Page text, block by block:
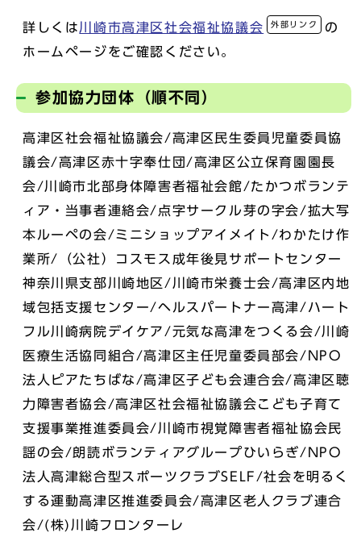
詳しくは川崎市高津区社会福祉協議会 外部リンク
の
ホームページをご確認ください。
参加協力団体（順不同）
高津区社会福祉協議会/高津区民生委員児童委員協
議会/高津区赤十字奉仕団/高津区公立保育園園長
会/川崎市北部身体障害者福祉会館/たかつボランテ
ィア・当事者連絡会/点字サークル芽の字会/拡大写
本ルーペの会/ミニショップアイメイト/わかたけ作
業所/（公社）コスモス成年後見サポートセンター
神奈川県支部川崎地区/川崎市栄養士会/高津区内地
域包括支援センター/ヘルスパートナー高津/ハート
フル川崎病院デイケア/元気な高津をつくる会/川崎
医療生活協同組合/高津区主任児童委員部会/NPO
法人ピアたちばな/高津区子ども会連合会/高津区聴
力障害者協会/高津区社会福祉協議会こども子育て
支援事業推進委員会/川崎市視覚障害者福祉協会民
謡の会/朗読ボランティアグループひいらぎ/NPO
法人高津総合型スポーツクラブSELF/社会を明るく
する運動高津区推進委員会/高津区老人クラブ連合
会/(株)川崎フロンターレ